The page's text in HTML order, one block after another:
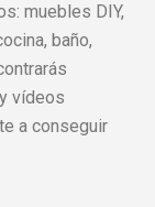
muebles DIY,
baño,
vídeos
a conseguir